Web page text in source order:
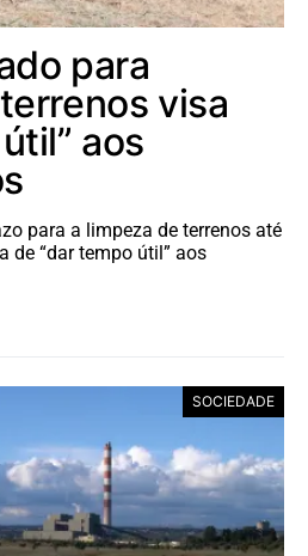
para
visa
aos
para a limpeza de terrenos até
de “dar tempo útil” aos
SOCIEDADE